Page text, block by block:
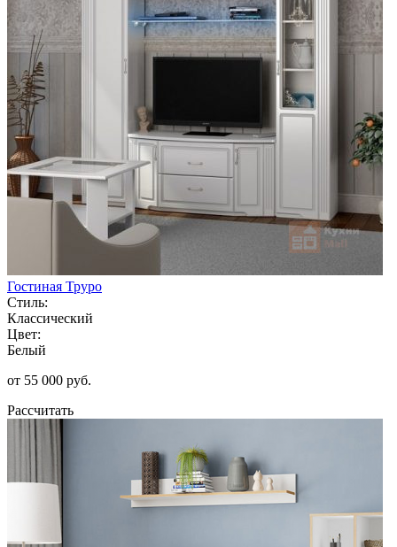
Гостиная Труро
Стиль:
Классический
Цвет:
Белый
от 55 000 руб.
Рассчитать